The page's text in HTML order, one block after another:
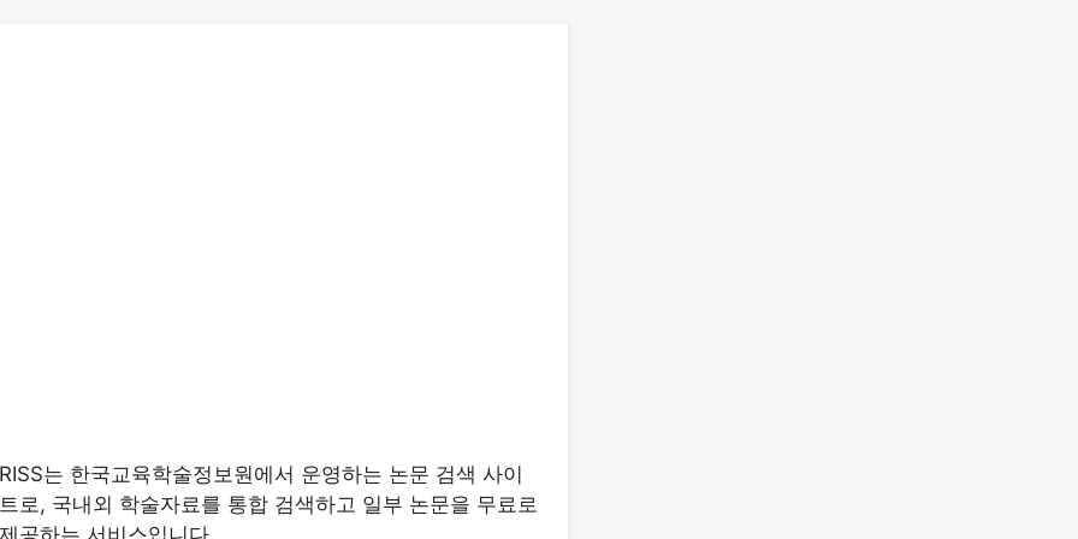
RISS는 한국교육학술정보원에서 운영하는 논문 검색 사이
트로, 국내외 학술자료를 통합 검색하고 일부 논문을 무료로
제공하는 서비스입니다.